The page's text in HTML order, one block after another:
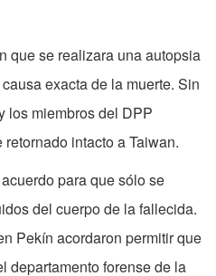
que se realizara una autopsia
exacta de la muerte. Sin
los miembros del DPP
intacto a Taiwan.
para que sólo se
del cuerpo de la fallecida.
Pekín acordaron permitir que
departamento forense de la